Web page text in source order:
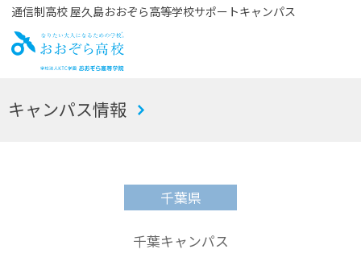
通信制高校 屋久島おおぞら高等学校サポートキャンパス
お
キャンパス情報
千葉県
千葉キャンパス